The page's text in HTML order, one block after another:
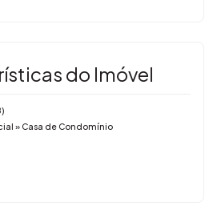
do Imóvel
» Casa de Condomínio